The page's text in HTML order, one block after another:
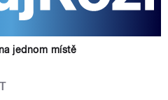
jednom místě